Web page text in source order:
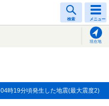
検索 メニュー
現在地
04時19分頃発生した地震(最大震度2)